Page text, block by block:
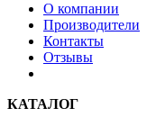
О компании
Производители
Контакты
Отзывы
КАТАЛОГ